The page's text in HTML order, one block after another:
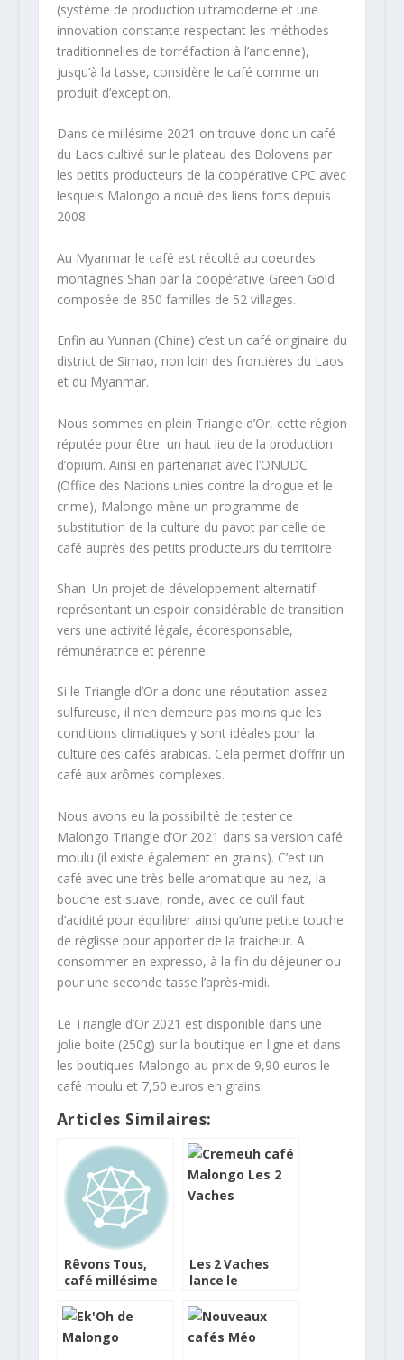
(système de production ultramoderne et une
innovation constante respectant les méthodes
traditionnelles de torréfaction à l’ancienne),
jusqu’à la tasse, considère le café comme un
produit d’exception.
Dans ce millésime 2021 on trouve donc un café
du Laos cultivé sur le plateau des Bolovens par
les petits producteurs de la coopérative CPC avec
lesquels Malongo a noué des liens forts depuis
2008.
Au Myanmar le café est récolté au coeurdes
montagnes Shan par la coopérative Green Gold
composée de 850 familles de 52 villages.
Enfin au Yunnan (Chine) c’est un café originaire du
district de Simao, non loin des frontières du Laos
et du Myanmar.
Nous sommes en plein Triangle d’Or, cette région
réputée pour être un haut lieu de la production
d’opium. Ainsi en partenariat avec l’ONUDC
(Office des Nations unies contre la drogue et le
crime), Malongo mène un programme de
substitution de la culture du pavot par celle de
café auprès des petits producteurs du territoire
Shan. Un projet de développement alternatif
représentant un espoir considérable de transition
vers une activité légale, écoresponsable,
rémunératrice et pérenne.
Si le Triangle d’Or a donc une réputation assez
sulfureuse, il n’en demeure pas moins que les
conditions climatiques y sont idéales pour la
culture des cafés arabicas. Cela permet d’offrir un
café aux arômes complexes.
Nous avons eu la possibilité de tester ce
Malongo Triangle d’Or 2021 dans sa version café
moulu (il existe également en grains). C’est un
café avec une très belle aromatique au nez, la
bouche est suave, ronde, avec ce qu’il faut
d’acidité pour équilibrer ainsi qu’une petite touche
de réglisse pour apporter de la fraicheur. A
consommer en expresso, à la fin du déjeuner ou
pour une seconde tasse l’après-midi.
Le Triangle d’Or 2021 est disponible dans une
jolie boite (250g) sur la boutique en ligne et dans
les boutiques Malongo au prix de 9,90 euros le
café moulu et 7,50 euros en grains.
Articles Similaires:
Rêvons Tous,
café millésime
Les 2 Vaches
lance le
café Malongo